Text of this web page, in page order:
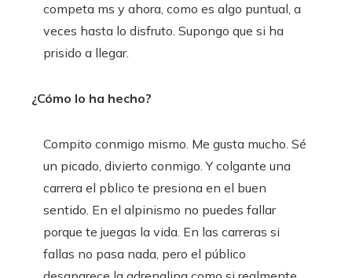
competa ms y ahora, como es algo puntual, a
veces hasta lo disfruto. Supongo que si ha
prisido a llegar.
¿Cómo lo ha hecho?
Compito conmigo mismo. Me gusta mucho. Sé
un picado, divierto conmigo. Y colgante una
carrera el pblico te presiona en el buen
sentido. En el alpinismo no puedes fallar
porque te juegas la vida. En las carreras si
fallas no pasa nada, pero el público